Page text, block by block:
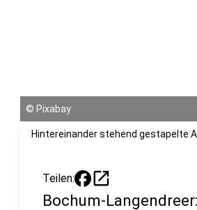
© Pixabay
Hintereinander stehend gestapelte
Teilen: open_in_new
Bochum-